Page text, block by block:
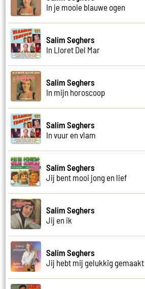
In je mooie blauwe ogen
Salim Seghers
In Lloret Del Mar
Salim Seghers
In mijn horoscoop
Salim Seghers
In vuur en vlam
Salim Seghers
Jij bent mooi jong en lief
Salim Seghers
Jij en ik
Salim Seghers
Jij hebt mij gelukkig gemaakt